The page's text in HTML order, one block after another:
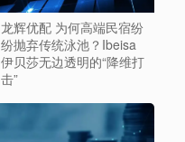
龙辉优配 为何高端民宿纷
纷抛弃传统泳池？Ibeisa
伊贝莎无边透明的“降维打
击”